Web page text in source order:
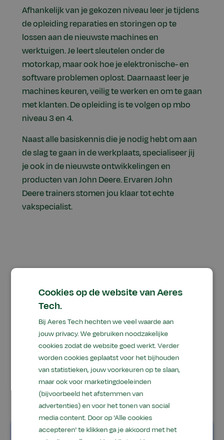
Afhankelijk van je gekozen niveau leer je tijdens
de opleiding reparaties en storingen op te
lossen aan de nieuwste machines en
werktuigen. Je leert sleutelen onder de
motorkap, maar ook hoe je elektronische- en
software problemen oplost. Daarnaast leer je
machines keuren, veilig te werken en om te gaan
met klanten. De opleiding is te volgen op mbo
niveau 3 en 4.
Naast alle basiskennis die je nodig hebt om aan
de slag te gaan in de werkplaats, specialiseer jij
je ook in de nieuwste ontwikkelingen en
producten van John Deere. Ervaren John
Deere trainers stomen jou klaar tot echte
vakspecialist.
"We sleutelen altijd aan
de nieuwste machines
en de sfeer tijdens de
lessen is goed"
Rick Verhoeve, Student John Deere bedrijfsschool
Kom sfeer proeven op
Cookies op de website van Aeres
Tech.
Bij Aeres Tech hechten we veel waarde aan
jouw privacy. We gebruiken noodzakelijke
cookies zodat de website goed werkt. Verder
worden cookies geplaatst voor het bijhouden
van statistieken, jouw voorkeuren op te slaan,
maar ook voor marketingdoeleinden
(bijvoorbeeld het afstemmen van
advertenties) en voor het tonen van social
media content. Door op 'Alle cookies
accepteren' te klikken ga je akkoord met het